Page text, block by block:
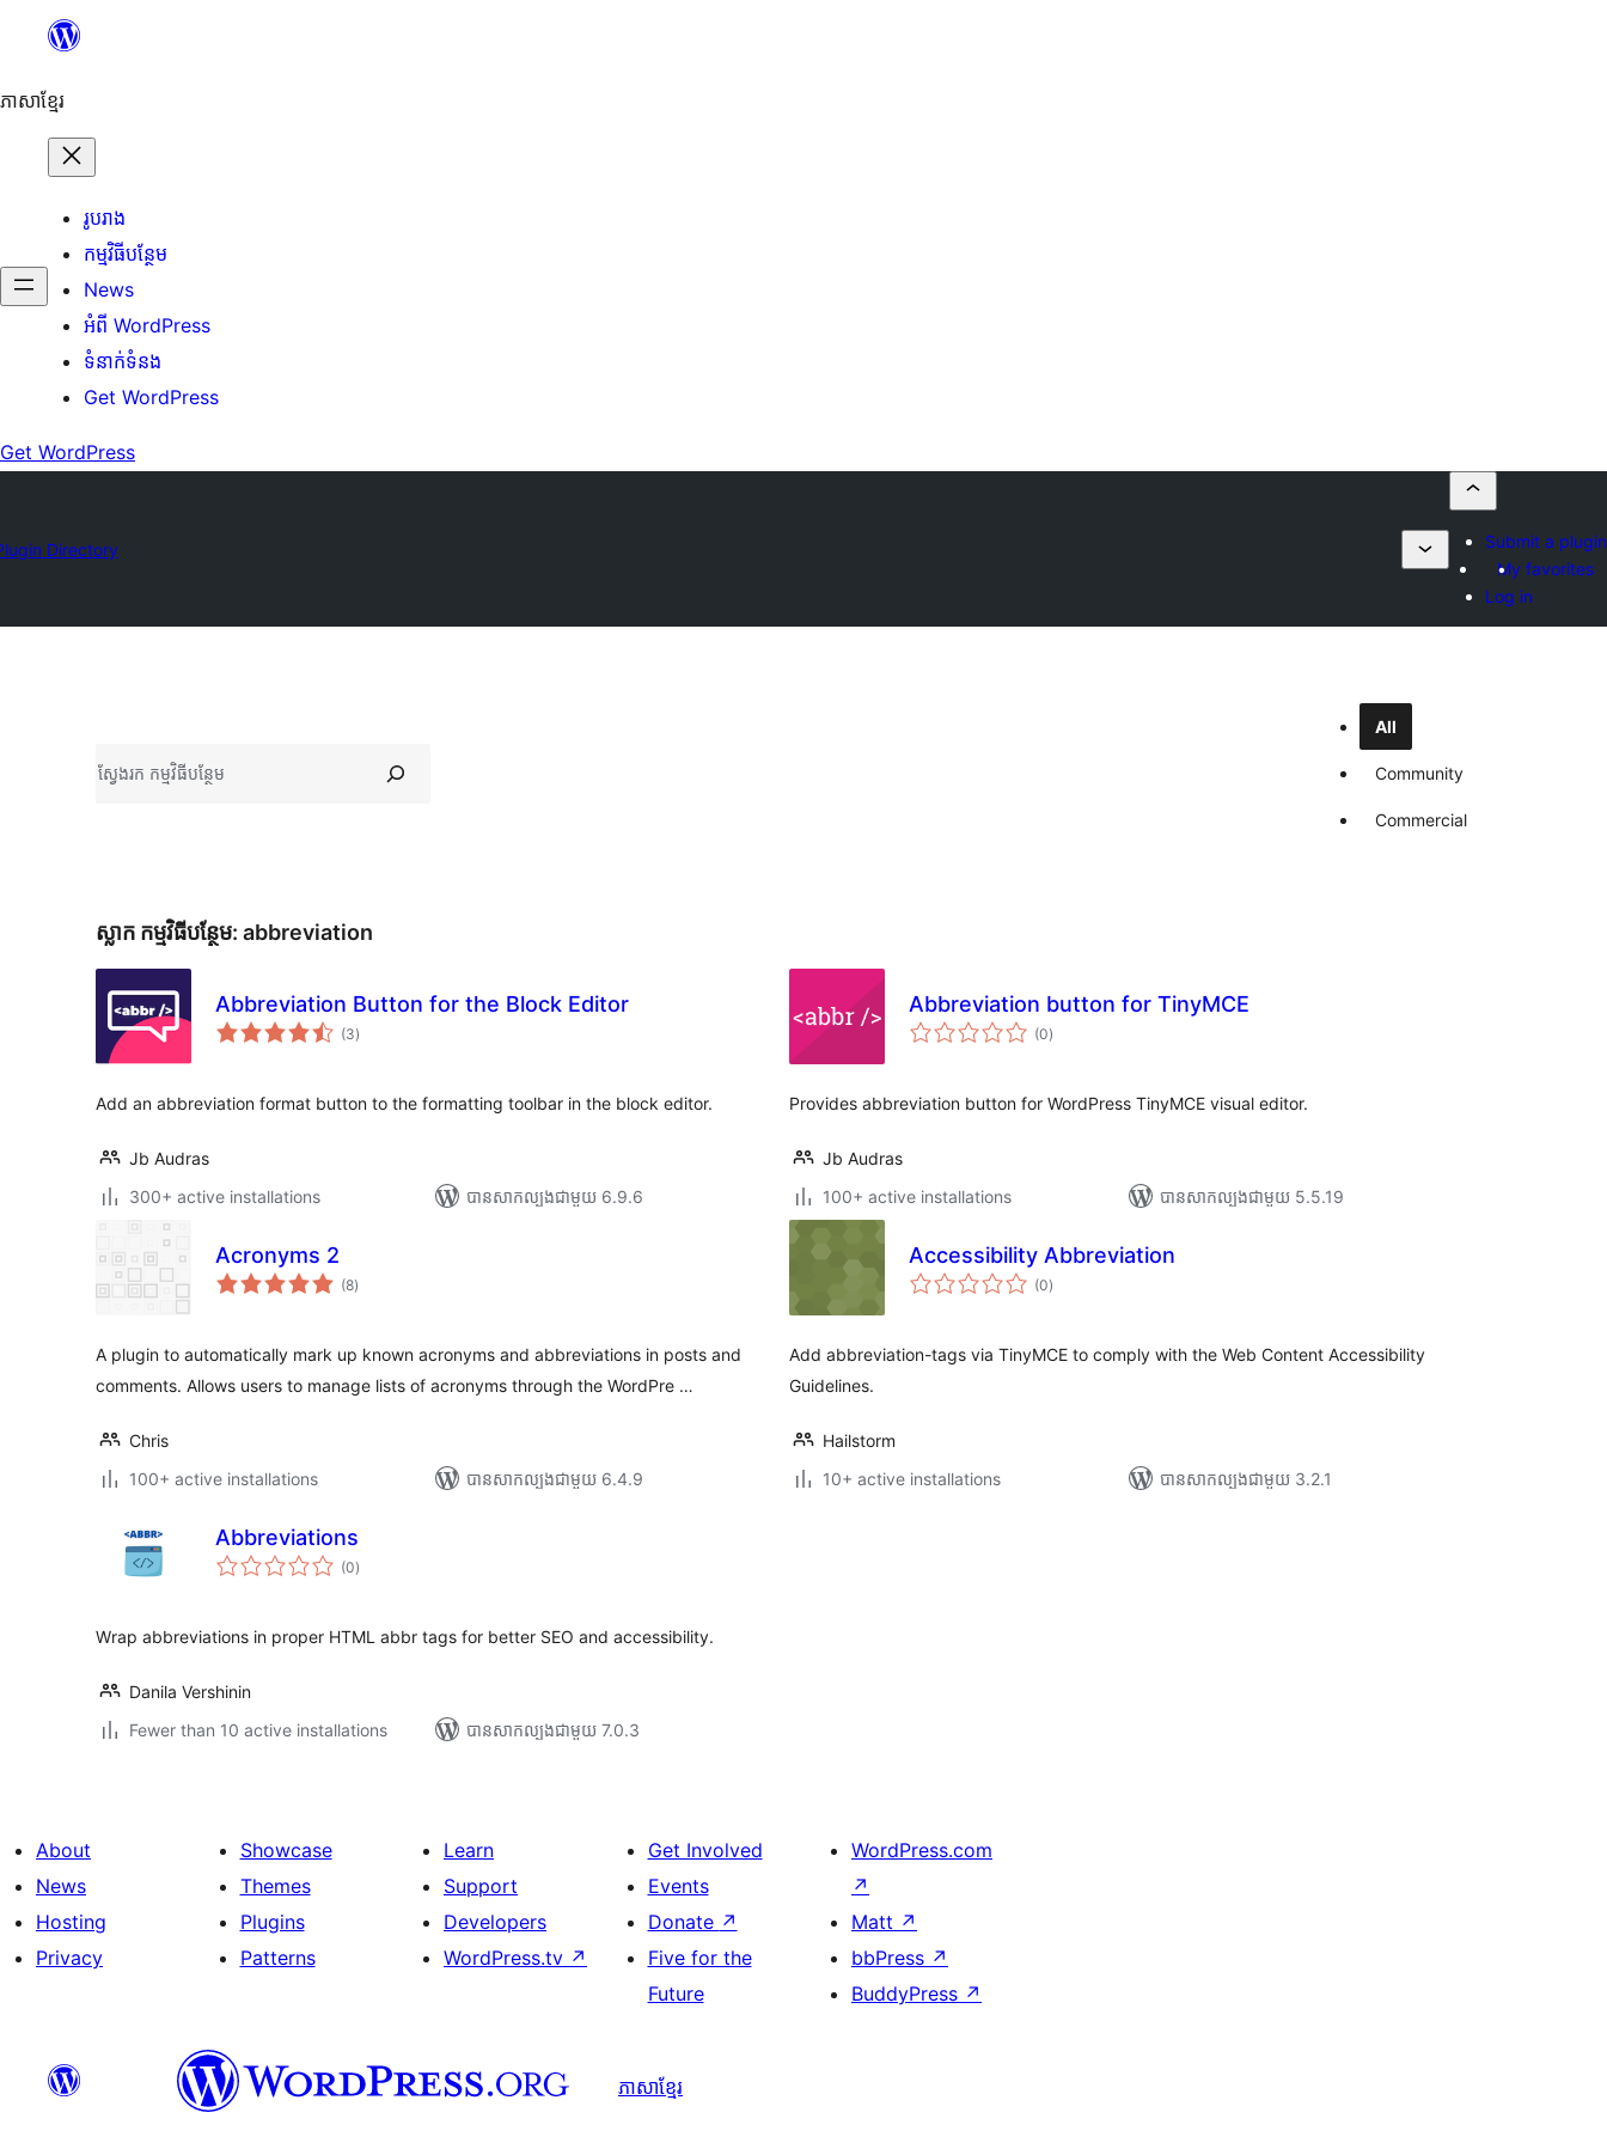
content
ភាសា​ខ្មែរ
រូបរាង
កម្មវិធីបន្ថែម
News
អំពី WordPress
ទំនាក់​ទំនង
Get WordPress
Get WordPress
Directory
Submit a plugin
My favorites
Log in
All
Community
Commercial
ស្លាក​ កម្មវិធីបន្ថែម: abbreviation
Abbreviation Button for the Block Editor
(3ការ
វាយ
)
Add an abbreviation format button to the formatting toolbar in the block editor.
Jb Audras
300+ active installations
បាន​សាកល្បង​ជាមួយ 6.9.6
Abbreviation button for TinyMCE
(0ការ
វាយ
)
Provides abbreviation button for WordPress TinyMCE visual editor.
Jb Audras
100+ active installations
បាន​សាកល្បង​ជាមួយ 5.5.19
Acronyms 2
(8ការ
វាយ
)
A plugin to automatically mark up known acronyms and abbreviations in posts and
comments. Allows users to manage lists of acronyms through the WordPre …
Chris
100+ active installations
បាន​សាកល្បង​ជាមួយ 6.4.9
Accessibility Abbreviation
(0ការ
វាយ
)
Add abbreviation-tags via TinyMCE to comply with the Web Content Accessibility
Guidelines.
Hailstorm
10+ active installations
បាន​សាកល្បង​ជាមួយ 3.2.1
Abbreviations
(0ការ
វាយ
)
Wrap abbreviations in proper HTML abbr tags for better SEO and accessibility.
Danila Vershinin
Fewer than 10 active installations
បាន​សាកល្បង​ជាមួយ 7.0.3
About
News
Hosting
Privacy
Showcase
Themes
Plugins
Patterns
Learn
Support
Developers
WordPress.tv ↗
Get Involved
Events
Donate ↗
Five for the
Future
WordPress.com
↗
Matt ↗
bbPress ↗
BuddyPress ↗
ភាសា​ខ្មែរ